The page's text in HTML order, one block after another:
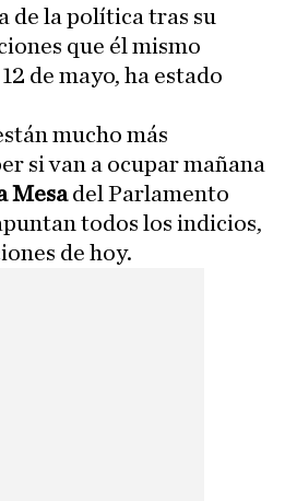
de la política tras su
que él mismo
de mayo, ha estado
mucho más
si van a ocupar mañana
Mesadel Parlamento
todos los indicios,
de hoy.